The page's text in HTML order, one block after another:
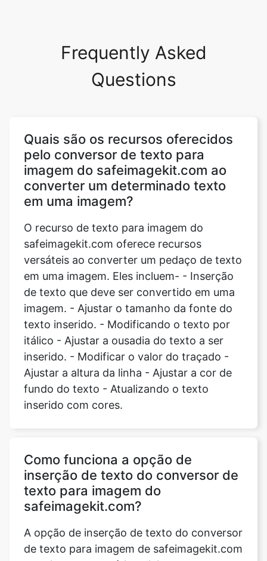
Frequently Asked
Questions
Quais são os recursos oferecidos
pelo conversor de texto para
imagem do safeimagekit.com ao
converter um determinado texto
em uma imagem?
O recurso de texto para imagem do
safeimagekit.com oferece recursos
versáteis ao converter um pedaço de texto
em uma imagem. Eles incluem- - Inserção
de texto que deve ser convertido em uma
imagem. - Ajustar o tamanho da fonte do
texto inserido. - Modificando o texto por
itálico - Ajustar a ousadia do texto a ser
inserido. - Modificar o valor do traçado -
Ajustar a altura da linha - Ajustar a cor de
fundo do texto - Atualizando o texto
inserido com cores.
Como funciona a opção de
inserção de texto do conversor de
texto para imagem do
safeimagekit.com?
A opção de inserção de texto do conversor
de texto para imagem de safeimagekit.com